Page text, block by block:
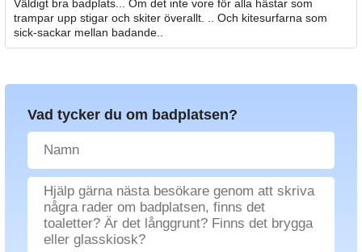
Väldigt bra badplats... Om det inte vore för alla hästar som
trampar upp stigar och skiter överallt. .. Och kitesurfarna som
sick-sackar mellan badande..
Vad tycker du om badplatsen?